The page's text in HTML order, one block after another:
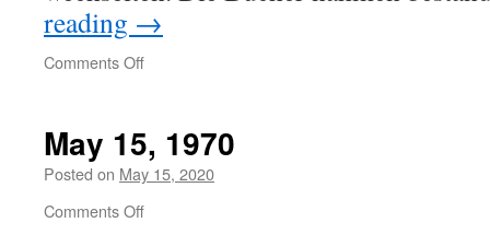
reading →
Comments Offon
May 15, 1970
Posted on May 15, 2020
Comments Offon